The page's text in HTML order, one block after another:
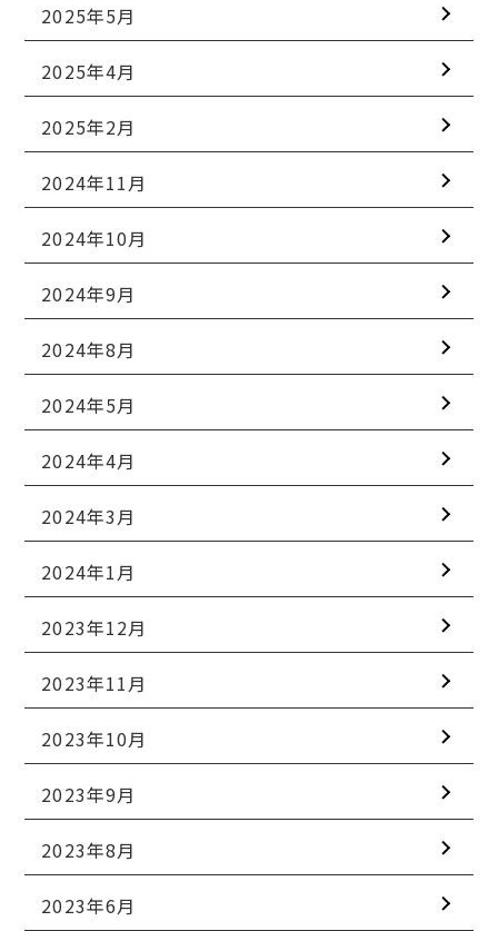
2025年5月
2025年4月
2025年2月
2024年11月
2024年10月
2024年9月
2024年8月
2024年5月
2024年4月
2024年3月
2024年1月
2023年12月
2023年11月
2023年10月
2023年9月
2023年8月
2023年6月